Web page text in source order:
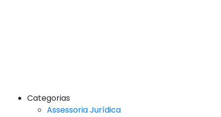
Categorias
Assessoria Jurídica